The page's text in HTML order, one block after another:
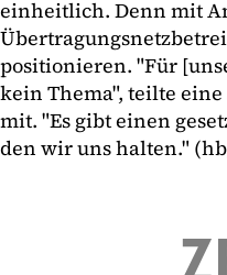
einheitlich. Denn mit
positionieren. "Für
kein Thema", teilte
mit. "Es gibt einen
den wir uns halten."